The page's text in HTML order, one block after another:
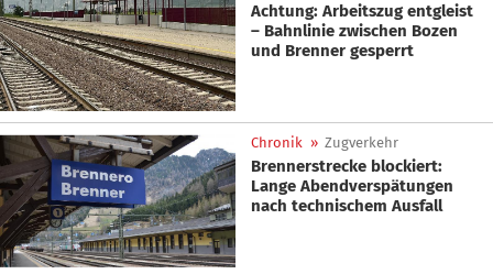
Achtung: Arbeitszug entgleist
– Bahnlinie zwischen Bozen
und Brenner gesperrt
Chronik » Zugverkehr
Brennerstrecke blockiert:
Lange Abendverspätungen
nach technischem Ausfall